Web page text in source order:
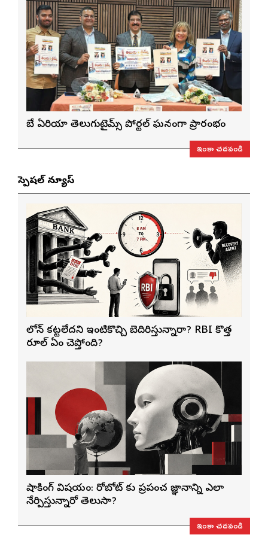
బే ఏరియా తెలుగుటైమ్స్ పోర్టల్ ఘనంగా ప్రారంభం
ఇంకా చదవండి
స్పెషల్ న్యూస్
లోన్ కట్టలేదని ఇంటికొచ్చి బెదిరిస్తున్నారా? RBI కొత్త
రూల్ ఏం చెప్తోంది?
షాకింగ్ విషయం: రోబోట్‌ కు ప్రపంచ జ్ఞానాన్ని ఎలా
నేర్పిస్తున్నారో తెలుసా?
ఇంకా చదవండి